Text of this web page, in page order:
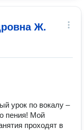
Ж.
урок по вокалу –
пения! Мой
проходят в